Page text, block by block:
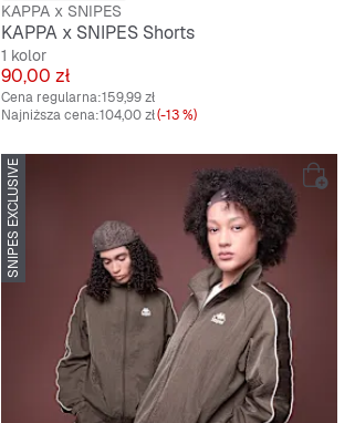
KAPPA x SNIPES
KAPPA x SNIPES Shorts
1 kolor
Cena
90,00 zł
Cena regularna:159,99 zł
Najniższa cena:104,00 zł(-13 %)
SNIPES EXCLUSIVE